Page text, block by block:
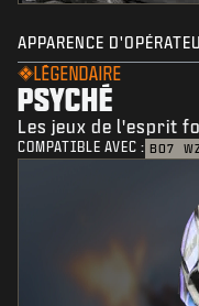
APPARENCE
LÉGENDAIRE
PSYCHÉ
Les jeux de l'esprit
COMPATIBLE AVEC : BO7